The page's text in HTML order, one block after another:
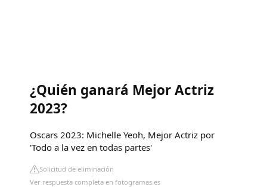
¿Quién ganará Mejor Actriz
2023?
Oscars 2023: Michelle Yeoh, Mejor Actriz por
'Todo a la vez en todas partes'
Solicitud de eliminación
Ver respuesta completa en fotogramas.es